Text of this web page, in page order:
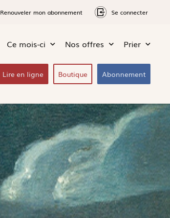
Renouveler mon abonnement Se connecter
Ce mois-ci Nos offres Prier
Lire en ligne Boutique Abonnement